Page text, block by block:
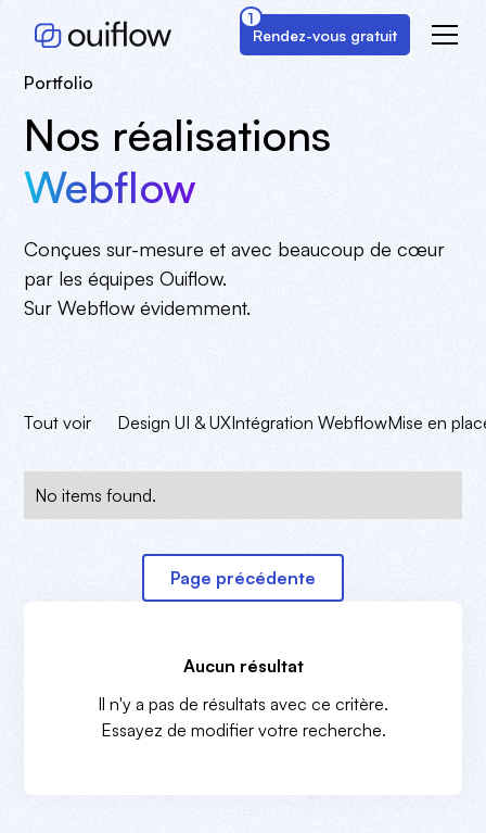
Rendez-vous gratuit
1
Portfolio
Nos réalisations
Webflow
Conçues sur-mesure et avec beaucoup de cœur
par les équipes Ouiflow.
Sur Webflow évidemment.
Tout voir Design UI & UXIntégration WebflowMise en
No items found.
Page précédente
Aucun résultat
Il n'y a pas de résultats avec ce critère.
Essayez de modifier votre recherche.